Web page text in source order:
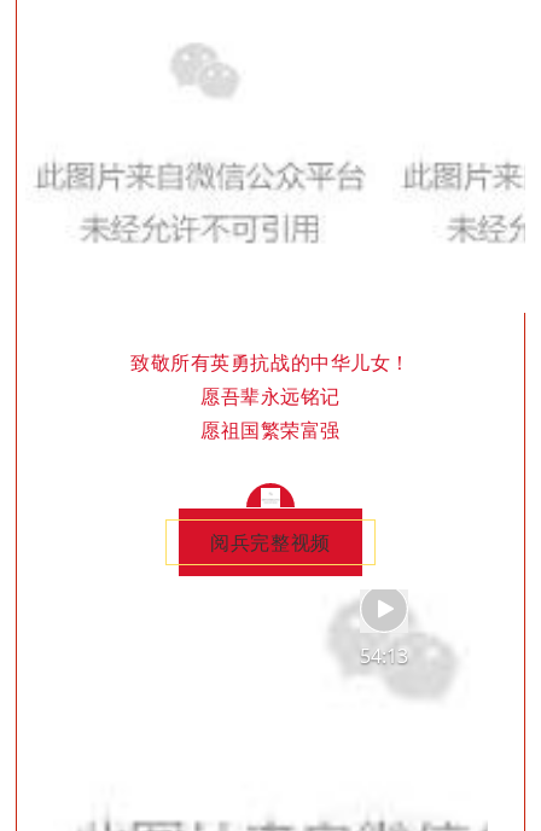
致敬所有英勇抗战的中华儿女！
愿吾辈永远铭记
愿祖国繁荣富强
阅兵完整视频
54:13